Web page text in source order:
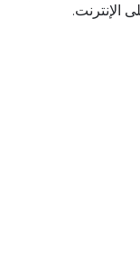
الإنترنت.